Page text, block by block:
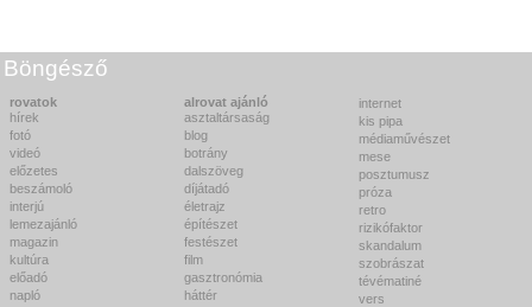
Böngésző
rovatok
hírek
fotó
videó
előzetes
beszámoló
interjú
lemezajánló
magazin
kultúra
előadó
napló
alrovat ajánló
asztaltársaság
blog
botrány
dalszöveg
díjátadó
életrajz
építészet
festészet
film
gasztronómia
háttér
internet
kis pipa
médiaművészet
mese
posztumusz
próza
retro
rizikófaktor
skandalum
szobrászat
tévématiné
vers